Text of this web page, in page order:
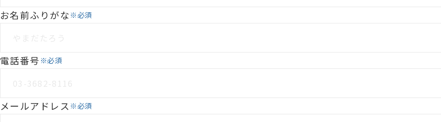
お名前ふりがな ※必須
電話番号 ※必須
メールアドレス ※必須